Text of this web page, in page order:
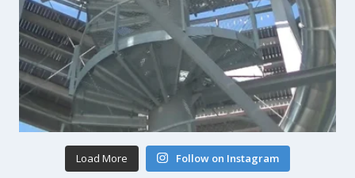
Load More Follow on Instagram